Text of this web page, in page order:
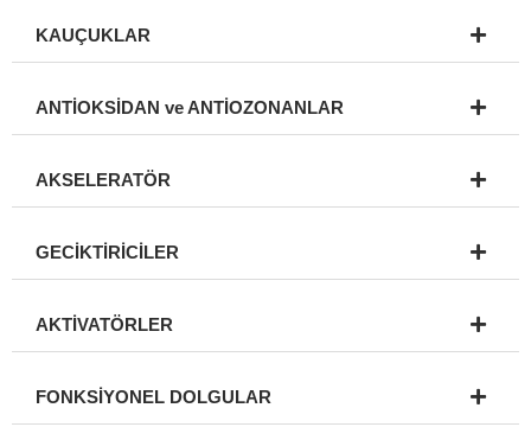
KAUÇUKLAR
ANTİOKSİDAN ve ANTİOZONANLAR
AKSELERATÖR
GECİKTİRİCİLER
AKTİVATÖRLER
FONKSİYONEL DOLGULAR